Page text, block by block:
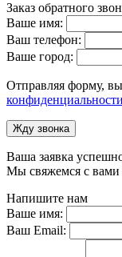
Заказ обратного
Ваше имя:
Ваш телефон:
Ваше город:
Отправляя форму, вы
конфиденциальности
Жду звонка
Ваша заявка
Мы свяжемся с
Напишите нам
Ваше имя:
Ваш Email: